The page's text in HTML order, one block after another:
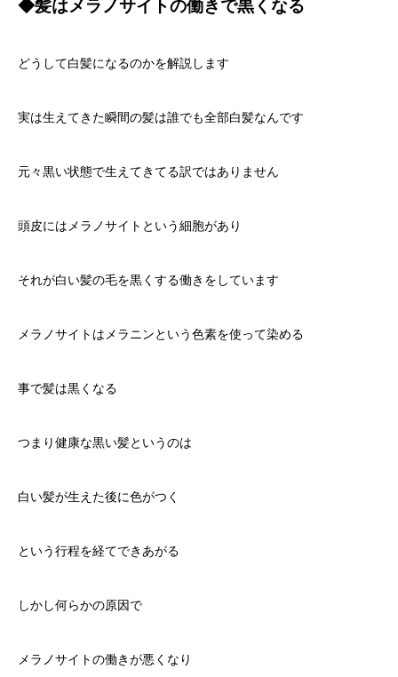
◆髪はメラノサイトの働きで黒くなる
どうして白髪になるのかを解説します
実は生えてきた瞬間の髪は誰でも全部白髪なんです
元々黒い状態で生えてきてる訳ではありません
頭皮にはメラノサイトという細胞があり
それが白い髪の毛を黒くする働きをしています
メラノサイトはメラニンという色素を使って染める
事で髪は黒くなる
つまり健康な黒い髪というのは
白い髪が生えた後に色がつく
という行程を経てできあがる
しかし何らかの原因で
メラノサイトの働きが悪くなり